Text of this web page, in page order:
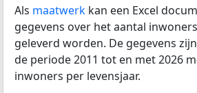
Als maatwerk kan een Excel
gegevens over het aantal
geleverd worden. De gegevens
de periode 2011 tot en met 2026
inwoners per levensjaar.